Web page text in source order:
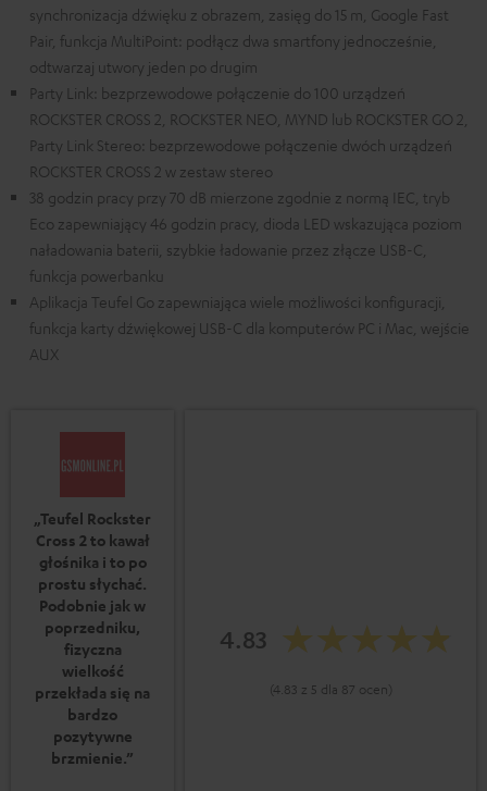
synchronizacja dźwięku z obrazem, zasięg do 15 m, Google Fast
Pair, funkcja MultiPoint: podłącz dwa smartfony jednocześnie,
odtwarzaj utwory jeden po drugim
Party Link: bezprzewodowe połączenie do 100 urządzeń
ROCKSTER CROSS 2, ROCKSTER NEO, MYND lub ROCKSTER GO 2,
Party Link Stereo: bezprzewodowe połączenie dwóch urządzeń
ROCKSTER CROSS 2 w zestaw stereo
38 godzin pracy przy 70 dB mierzone zgodnie z normą IEC, tryb
Eco zapewniający 46 godzin pracy, dioda LED wskazująca poziom
naładowania baterii, szybkie ładowanie przez złącze USB-C,
funkcja powerbanku
Aplikacja Teufel Go zapewniająca wiele możliwości konfiguracji,
funkcja karty dźwiękowej USB-C dla komputerów PC i Mac, wejście
AUX
„Teufel Rockster
Cross 2 to kawał
głośnika i to po
prostu słychać.
Podobnie jak w
poprzedniku,
fizyczna
wielkość
przekłada się na
bardzo
pozytywne
brzmienie.”
4.83
(4.83 z 5 dla 87 ocen)